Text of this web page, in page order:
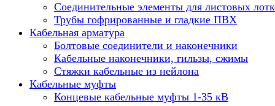
Соединительные элементы для листовых
Трубы гофрированные и гладкие ПВХ
Кабельная арматура
Болтовые соединители и наконечники
Кабельные наконечники, гильзы, сжимы
Стяжки кабельные из нейлона
Кабельные муфты
Концевые кабельные муфты 1-35 кВ